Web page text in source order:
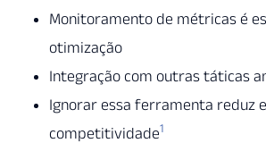
Monitoramento de métricas é
otimização
Integração com outras táticas
Ignorar essa ferramenta reduz
competitividade1